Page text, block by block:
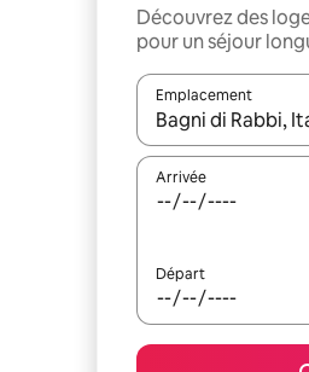
Découvrez des
pour un séjour
Emplacement
Quand les
Arrivée
Départ